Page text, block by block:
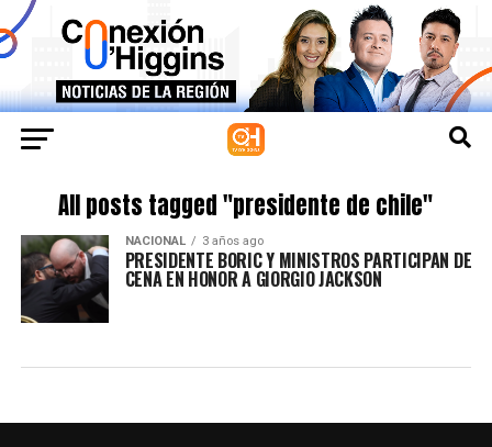
All posts tagged "presidente de chile"
NACIONAL 3 años ago
PRESIDENTE BORIC Y MINISTROS PARTICIPAN DE
CENA EN HONOR A GIORGIO JACKSON